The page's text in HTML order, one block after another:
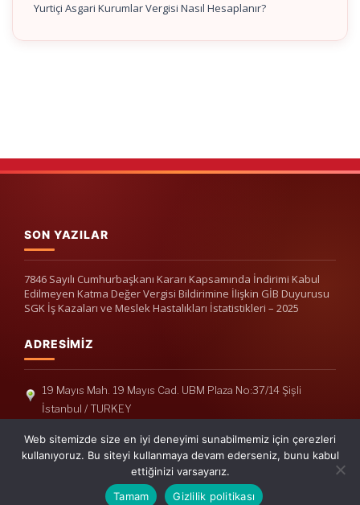
Yurtiçi Asgari Kurumlar Vergisi Nasıl Hesaplanır?
SON YAZILAR
7846 Sayılı Cumhurbaşkanı Kararı Kapsamında İndirimi Kabul
Edilmeyen Katma Değer Vergisi Bildirimine İlişkin GİB Duyurusu
SGK İş Kazaları ve Meslek Hastalıkları İstatistikleri – 2025
ADRESIMIZ
19 Mayıs Mah. 19 Mayıs Cad. UBM Plaza No:37/14 Şişli
İstanbul / TURKEY
Telefon: +90(212) 240 33 39
Telefon: +90(212) 248 19 36
info@erisymm.com
Web sitemizde size en iyi deneyimi sunabilmemiz için çerezleri
kullanıyoruz. Bu siteyi kullanmaya devam ederseniz, bunu kabul
ettiğinizi varsayarız.
Tamam
Gizlilik politikası